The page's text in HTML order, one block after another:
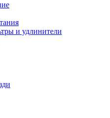
и удлинители